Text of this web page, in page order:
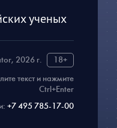
ученых
2026 г.
18+
текст и нажмите
Ctrl+Enter
+7 495 785-17-00